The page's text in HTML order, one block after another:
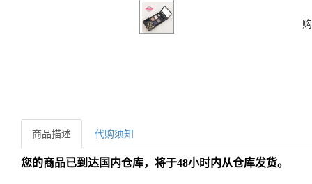
商品描述 代购须知
您的商品已到达国内仓库，将于48小时内从仓库发货。